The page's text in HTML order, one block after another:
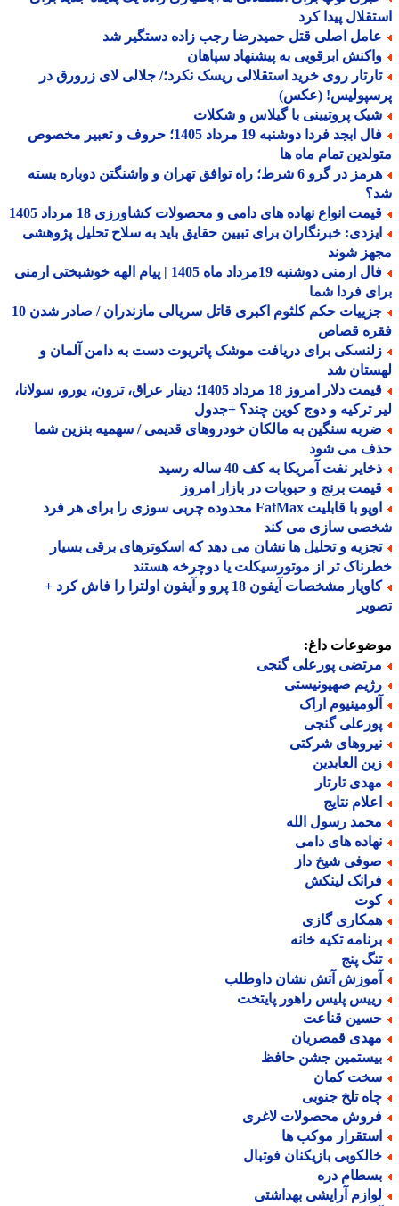
پیدا کرد
اصلی قتل حمیدرضا رجب زاده دستگیر شد
ابرقویی به پیشنهاد سپاهان
روی خرید استقلالی ریسک نکرد؛/ جلالی لای زرورق در
(عکس)
پروتیینی با گیلاس و شکلات
فال ابجد فردا دوشنبه 19 مرداد 1405؛ حروف و تعبیر مخصوص
تمام ماه ها
هرمز در گرو 6 شرط؛ راه توافق تهران و واشنگتن دوباره بسته
انواع نهاده های دامی و محصولات کشاورزی 18 مرداد 1405
خبرنگاران برای تبیین حقایق باید به سلاح تحلیل پژوهشی
شوند
فال ارمنی دوشنبه 19مرداد ماه 1405 | پیام الهه خوشبختی ارمنی
فردا شما
جزییات حکم کلثوم اکبری قاتل سریالی مازندران / صادر شدن 10
قصاص
برای دریافت موشک پاتریوت دست به دامن آلمان و
شد
قیمت دلار امروز 18 مرداد 1405؛ دینار عراق، ترون، یورو، سولانا،
ترکیه و دوج کوین چند؟ +جدول
سنگین به مالکان خودروهای قدیمی / سهمیه بنزین شما
می شود
نفت آمریکا به کف 40 ساله رسید
برنج و حبوبات در بازار امروز
اوپو با قابلیت FatMax محدوده چربی سوزی را برای هر فرد
سازی می کند
و تحلیل ها نشان می دهد که اسکوترهای برقی بسیار
تر از موتورسیکلت یا دوچرخه هستند
کاویار مشخصات آیفون 18 پرو و آیفون اولترا را فاش کرد +
داغ:
پورعلی گنجی
صهیونیستی
اراک
گنجی
شرکتی
العابدین
تارتار
نتایج
رسول الله
های دامی
شیخ داز
لینکش
گازی
تکیه خانه
پنج
آتش نشان داوطلب
پلیس راهور پایتخت
قناعت
قمصریان
جشن حافظ
کمان
تلخ جنوبی
محصولات لاغری
موکب ها
بازیکنان فوتبال
دره
آرایشی بهداشتی